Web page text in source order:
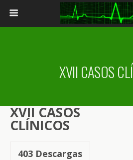
XVII CASOS
XVII CASOS
CLÍNICOS
403 Descargas